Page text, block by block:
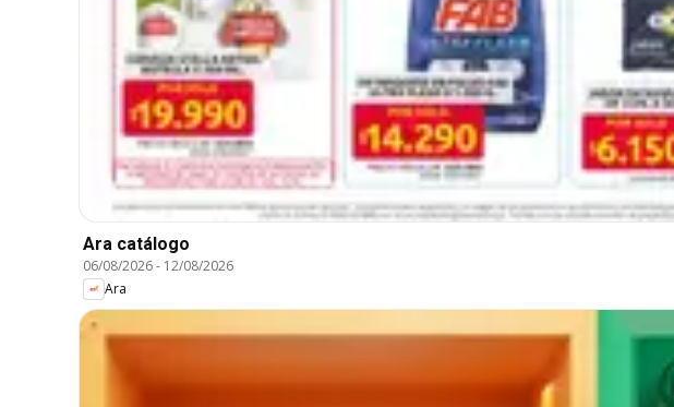
Ara catálogo
06/08/2026- 12/08/2026
Ara